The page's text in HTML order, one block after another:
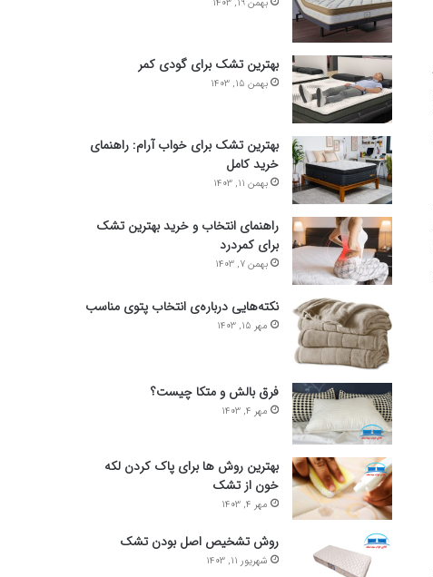
بهمن 19, 1403
بهترین تشک برای گودی کمر
بهمن 15, 1403
بهترین تشک برای خواب آرام: راهنمای
خرید کامل
بهمن 11, 1403
راهنمای انتخاب و خرید بهترین تشک
برای کمردرد
بهمن 7, 1403
نکته‌هایی درباره‌ی انتخاب پتوی مناسب
مهر 15, 1403
فرق بالش و متکا چیست؟
مهر 4, 1403
بهترین روش ها برای پاک کردن لکه
خون از تشک
مهر 4, 1403
روش تشخیص اصل بودن تشک
شهریور 11, 1403